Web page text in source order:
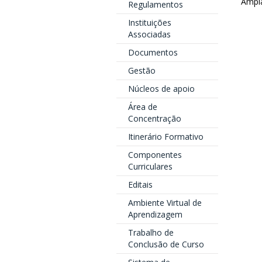
Regulamentos
Instituições
Associadas
Documentos
Gestão
Núcleos de apoio
Área de
Concentração
Itinerário Formativo
Componentes
Curriculares
Editais
Ambiente Virtual de
Aprendizagem
Trabalho de
Conclusão de Curso